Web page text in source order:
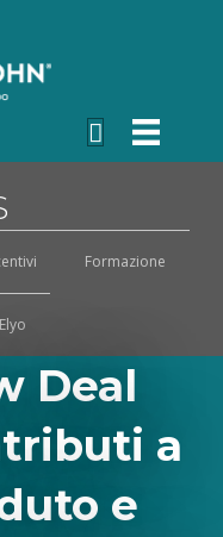
Formazione
Elyo
Deal
a
e